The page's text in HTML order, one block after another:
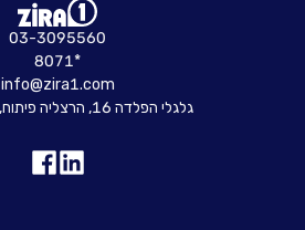
03-3095560
8071*
info@zira1.com
גלגלי הפלדה 16, הרצליה פיתוח, מבני תל-עד